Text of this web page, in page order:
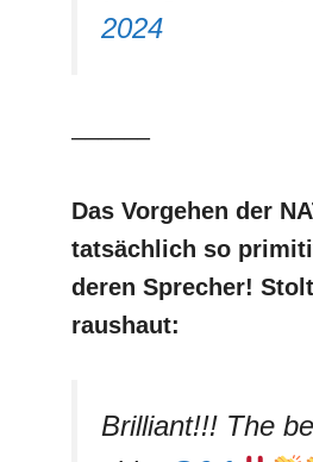
2024
––––––
Das Vorgehen der
tatsächlich so
deren Sprecher!
raushaut:
Brilliant!!! The